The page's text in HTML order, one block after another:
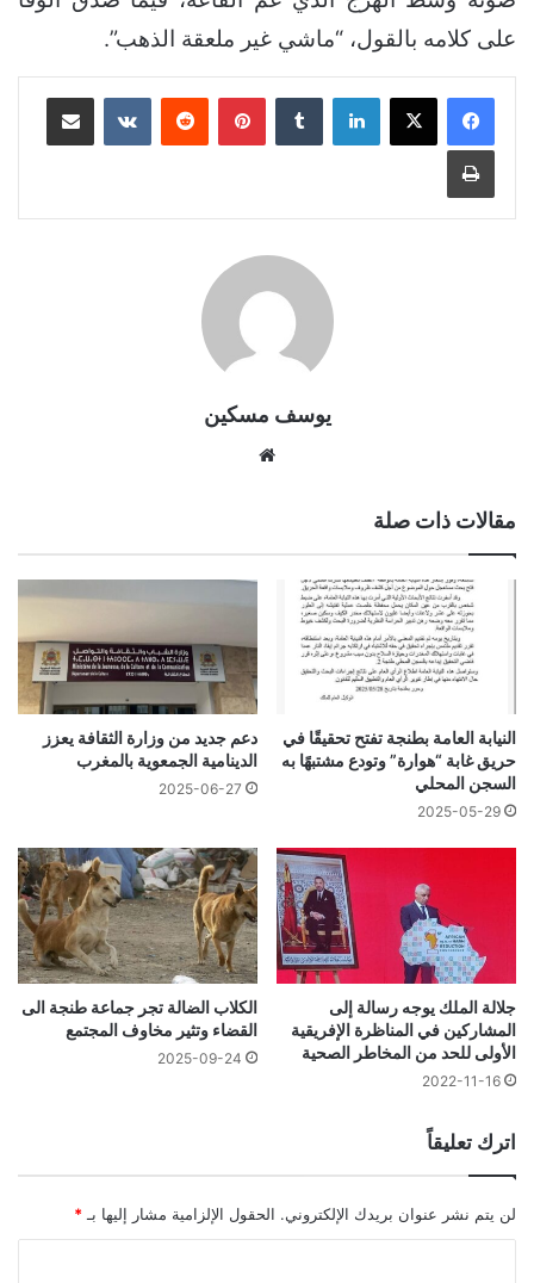
على كلامه بالقول، “ماشي غير ملعقة الذهب”.
لينكدإن بينتيريست مشاركة عبر البريد
طباعة
يوسف مسكين
مقالات ذات صلة
النيابة العامة بطنجة تفتح تحقيقًا في
حريق غابة “هوارة” وتودع مشتبهًا به
السجن المحلي
2025-05-29
دعم جديد من وزارة الثقافة يعزز
الدينامية الجمعوية بالمغرب
2025-06-27
جلالة الملك يوجه رسالة إلى
المشاركين في المناظرة الإفريقية
الأولى للحد من المخاطر الصحية
2022-11-16
الكلاب الضالة تجر جماعة طنجة الى
القضاء وتثير مخاوف المجتمع
2025-09-24
اترك تعليقاً
لن يتم نشر عنوان بريدك الإلكتروني. الحقول الإلزامية مشار إليها بـ *